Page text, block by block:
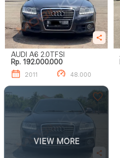
AUDI A6 2.0TFSI
Rp. 192.000.000
2011 48.000
VIEW MORE